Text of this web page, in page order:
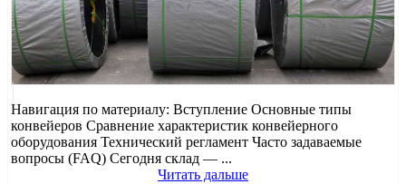
Навигация по материалу: Вступление Основные типы
конвейеров Сравнение характеристик конвейерного
оборудования Технический регламент Часто задаваемые
вопросы (FAQ) Сегодня склад — ...
Читать дальше